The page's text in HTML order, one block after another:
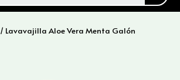
/ Lavavajilla Aloe Vera Menta Galón